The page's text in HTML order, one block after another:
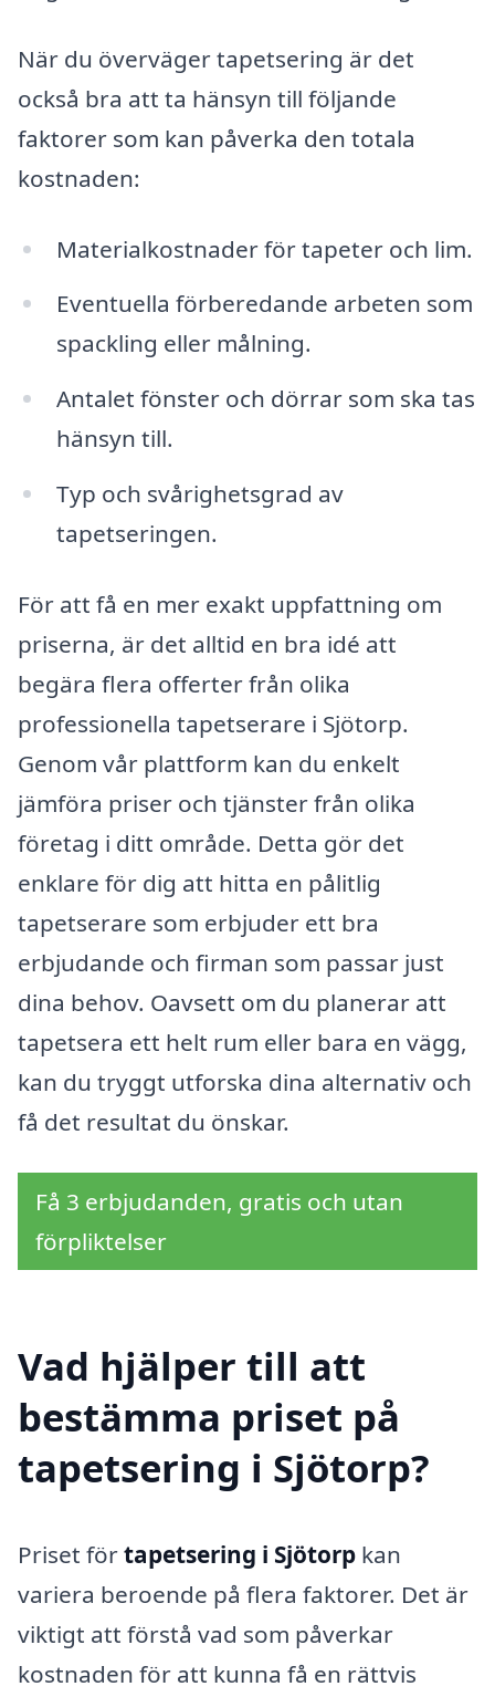
När du överväger tapetsering är det
också bra att ta hänsyn till följande
faktorer som kan påverka den totala
kostnaden:
Materialkostnader för tapeter och lim.
Eventuella förberedande arbeten som
spackling eller målning.
Antalet fönster och dörrar som ska tas
hänsyn till.
Typ och svårighetsgrad av
tapetseringen.
För att få en mer exakt uppfattning om
priserna, är det alltid en bra idé att
begära flera offerter från olika
professionella tapetserare i Sjötorp.
Genom vår plattform kan du enkelt
jämföra priser och tjänster från olika
företag i ditt område. Detta gör det
enklare för dig att hitta en pålitlig
tapetserare som erbjuder ett bra
erbjudande och firman som passar just
dina behov. Oavsett om du planerar att
tapetsera ett helt rum eller bara en vägg,
kan du tryggt utforska dina alternativ och
få det resultat du önskar.
Få 3 erbjudanden, gratis och utan
förpliktelser
Vad hjälper till att
bestämma priset på
tapetsering i Sjötorp?
Priset förtapetsering i Sjötorp kan
variera beroende på flera faktorer. Det är
viktigt att förstå vad som påverkar
kostnaden för att kunna få en rättvis